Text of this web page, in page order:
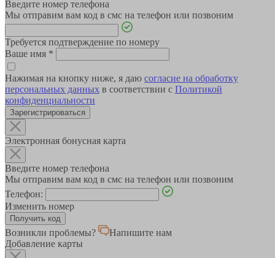
Введите номер телефона
Мы отправим вам код в смс на телефон или позвоним
Требуется подтверждение по номеру
Ваше имя *
Нажимая на кнопку ниже, я даю согласие на обработку
персональных данных в соответствии с Политикой
конфиденциальности
Зарегистрироваться
Электронная бонусная карта
Введите номер телефона
Мы отправим вам код в смс на телефон или позвоним
Телефон:
Изменить номер
Возникли проблемы?
Напишите нам
Добавление карты